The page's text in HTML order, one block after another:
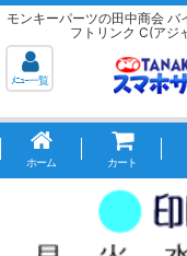
モンキーパーツの田中商会
フトリンク C(アジ
ﾒﾆｭｰ一覧
ホーム カート